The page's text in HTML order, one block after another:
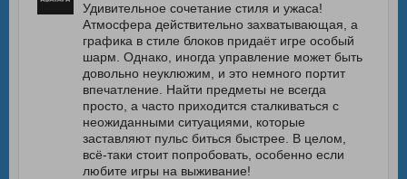
Удивительное сочетание стиля и ужаса!
Атмосфера действительно захватывающая, а
графика в стиле блоков придаёт игре особый
шарм. Однако, иногда управление может быть
довольно неуклюжим, и это немного портит
впечатление. Найти предметы не всегда
просто, а часто приходится сталкиваться с
неожиданными ситуациями, которые
заставляют пульс биться быстрее. В целом,
всё-таки стоит попробовать, особенно если
любите игры на выживание!